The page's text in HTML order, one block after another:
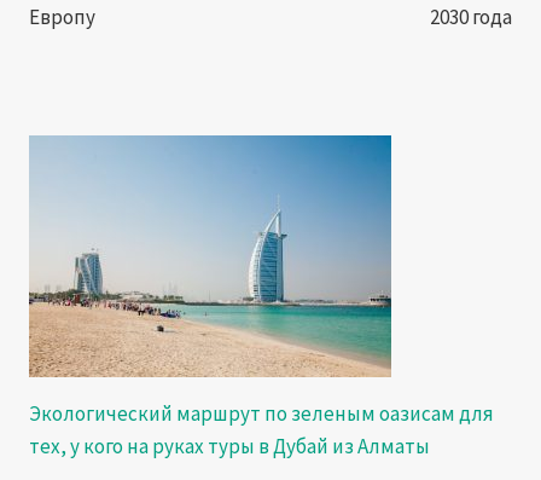
Европу
2030 года
Экологический маршрут по зеленым оазисам для
тех, у кого на руках туры в Дубай из Алматы